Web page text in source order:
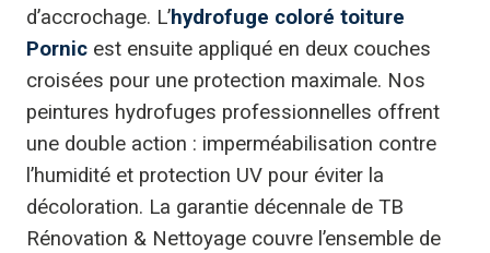
d’accrochage. L’hydrofuge coloré toiture
Pornic est ensuite appliqué en deux couches
croisées pour une protection maximale. Nos
peintures hydrofuges professionnelles offrent
une double action : imperméabilisation contre
l’humidité et protection UV pour éviter la
décoloration. La garantie décennale de TB
Rénovation & Nettoyage couvre l’ensemble de